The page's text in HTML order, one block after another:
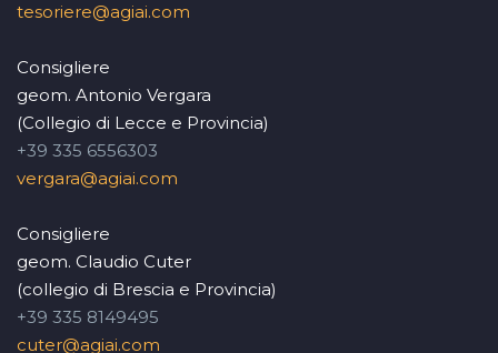
tesoriere@agiai.com
Consigliere
geom. Antonio Vergara
(Collegio di Lecce e Provincia)
+39 335 6556303
vergara@agiai.com
Consigliere
geom. Claudio Cuter
(collegio di Brescia e Provincia)
+39 335 8149495
cuter@agiai.com